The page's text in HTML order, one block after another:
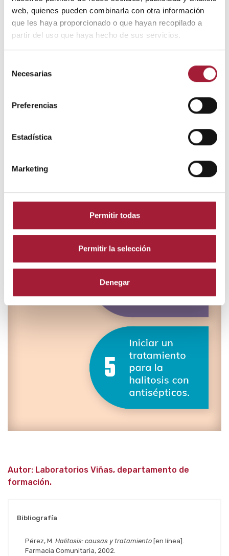
web, quienes pueden combinarla con otra información
que les haya proporcionado o que hayan recopilado a
partir del uso que haya hecho de sus servicios.
Necesarias
Preferencias
Estadística
Marketing
Permitir todas
Permitir la selección
Denegar
Autor: Laboratorios Viñas, departamento de
formación.
Bibliografía
Pérez, M. Halitosis: causas y tratamiento [en línea].
Farmacia Comunitaria, 2002.